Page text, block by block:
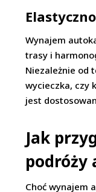
Wynajem
trasy i
Niezależnie od
wycieczka, czy
jest
Jak
podróży
Choć wynajem